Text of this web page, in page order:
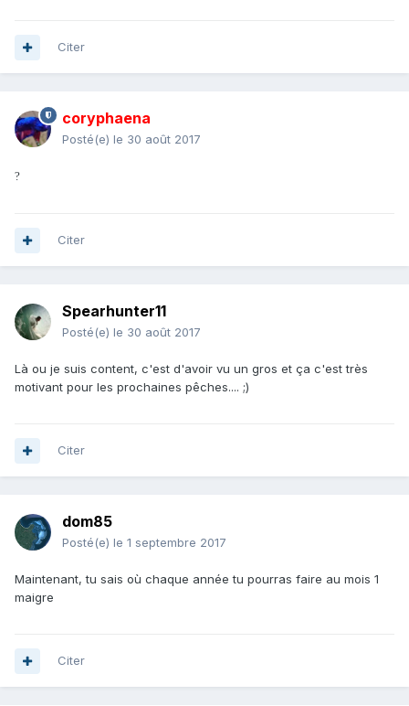
Citer
coryphaena
Posté(e) le 30 août 2017
?
Citer
Spearhunter11
Posté(e) le 30 août 2017
Là ou je suis content, c'est d'avoir vu un gros et ça c'est très
motivant pour les prochaines pêches.... ;)
Citer
dom85
Posté(e) le 1 septembre 2017
Maintenant, tu sais où chaque année tu pourras faire au mois 1
maigre
Citer